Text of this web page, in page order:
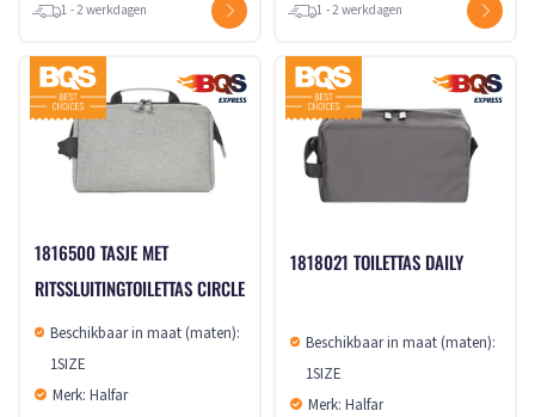
1 - 2 werkdagen 1 - 2 werkdagen
1816500 TASJE MET
RITSSLUITINGTOILETTAS CIRCLE
Beschikbaar in maat (maten):
1SIZE
Merk: Halfar
1818021 TOILETTAS DAILY
Beschikbaar in maat (maten):
1SIZE
Merk: Halfar